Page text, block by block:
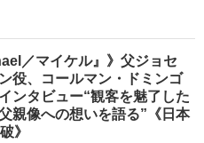
／マイケル』》父ジョセ
役、コールマン・ドミンゴ
ンタビュー“観客を魅了した
親像への想いを語る”《日本
》